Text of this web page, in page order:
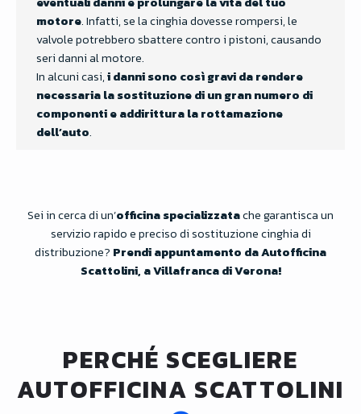
motore. Infatti, se la cinghia dovesse rompersi, le
valvole potrebbero sbattere contro i pistoni, causando
seri danni al motore.
In alcuni casi,i danni sono così gravi da rendere
necessaria la sostituzione di un gran numero di
componenti e addirittura la rottamazione
dell’auto.
Sei in cerca di un’officinaspecializzatache garantisca un
servizio rapido e preciso di sostituzione cinghia di
distribuzione? Prendi appuntamento da Autofficina
Scattolini, a Villafranca di Verona!
PERCHÉ SCEGLIERE
AUTOFFICINA SCATTOLINI